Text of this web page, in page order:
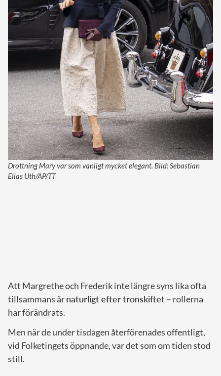
Drottning Mary var som vanligt mycket elegant. Bild: Sebastian
Elias Uth/AP/TT
Att Margrethe och Frederik inte längre syns lika ofta
tillsammans ärnaturligt efter tronskiftet– rollerna
har förändrats.
Men när de under tisdagen återförenades offentligt,
vid Folketingets öppnande, var det som om tiden stod
still.